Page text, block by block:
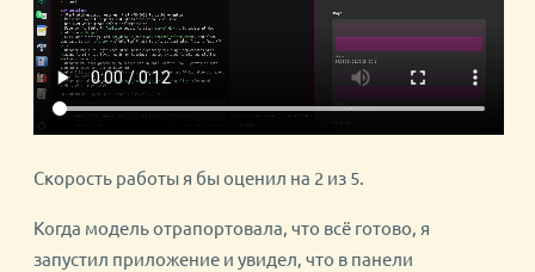
Скорость работы я бы оценил на 2 из 5.
Когда модель отрапортовала, что всё готово, я
запустил приложение и увидел, что в панели